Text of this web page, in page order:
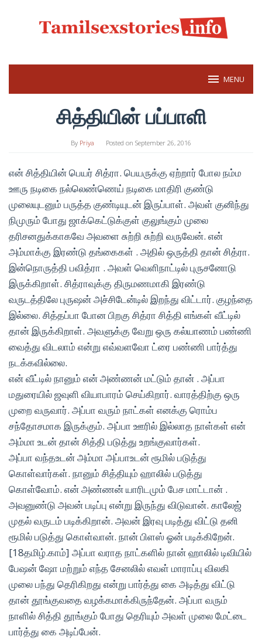
MENU
சித்தியின் பப்பாளி
By Priya Posted on September 26, 2016
என் சித்தியின் பெயர் சித்ரா. பெயருக்கு ஏற்றார் போல நம்ம
ஊரு நடிகை நல்லெண்ணெய் நடிகை மாதிரி குண்டு
முலையுடனும் பருத்த குண்டியுடன் இருப்பாள். அவள் குனிந்து
நிமுரும் போது ஜாக்கெட்டுக்குள் குலுங்கும் முலை
தரிசனதுக்காகவே அவளை சுற்றி சுற்றி வருவேன். என்
அம்மாக்கு இரண்டு தங்கைகள் . அதில் ஒருத்தி தான் சித்ரா.
இன்நொருத்தி பவித்ரா . அவள் வெளிநாட்டில் புருசனோடு
இருக்கிறாள். சித்ராவுக்கு திருமணமாகி இரண்டு
வருடத்திலே புருஷன் அச்சிடேன்டில் இறந்து விட்டார். குழந்தை
இல்லை. சித்தப்பா போன பிறகு சித்ரா சித்தி எங்கள் வீட்டில்
தான் இருக்கிறாள். அவளுக்கு வேறு ஒரு கல்யாணம் பண்ணி
வைத்து விடலாம் என்று எவ்வளவோ ட்ரை பண்ணி பார்த்து
நடக்கவில்லை.
என் வீட்டில் நானும் என் அண்ணன் மட்டும் தான் . அப்பா
மதுரையில் ஜவுளி வியாபாரம் செய்கிறார். வாரத்திற்கு ஒரு
முறை வருவார். அப்பா வரும் நாட்கள் எனக்கு ரொம்ப
சந்தோசமாக இருக்கும். அப்பா ஊரில் இல்லாத நாள்கள் என்
அம்மா உடன் தான் சித்தி படுத்து உறங்குவார்கள்.
அப்பா வந்தஉடன் அம்மா அப்பாஉடன் ரூமில் படுத்து
கொள்வார்கள். நானும் சித்தியும் ஹாலில் படுத்து
கொள்வோம். என் அண்ணன் யாரிடமும் பேச மாட்டான் .
அவனுண்டு அவன் படிப்பு என்று இருந்து விடுவான். காலேஜ்
முதல் வருடம் படிக்கிறான். அவன் இரவு படித்து விட்டு தனி
ரூமில் படுத்து கொள்வான். நான் பிளஸ் ஓன் படிக்கிறேன்.
[18தமிழ்.காம்] அப்பா வராத நாட்களில் நான் ஹாலில் டிவியில்
பேஷன் ஷோ மற்றும் எந்த சேனலில் எவள் மாராப்பு விலகி
முலை பந்து தெரிகிறது என்று பார்த்து கை அடித்து விட்டு
தான் தூங்குவதை வழக்கமாக்கிருந்தேன். அப்பா வரும்
நாளில் சித்தி தூங்கும் போது தெரியும் அவள் முலை மேட்டை
பார்த்து கை அடிப்பேன்.